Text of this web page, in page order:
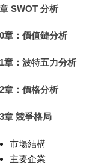
SWOT 分析
章：價值鏈分析
章：波特五力分析
章：價格分析
章 競爭格局
市場結構
主要企業